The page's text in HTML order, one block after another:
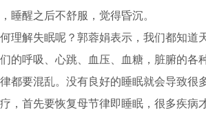
睡醒之后不舒服，觉得昏沉。
解失眠呢？郭蓉娟表示，我们都知道
的呼吸、心跳、血压、血糖，脏腑的
都要混乱。没有良好的睡眠就会导致
，首先要恢复母节律即睡眠，很多疾病